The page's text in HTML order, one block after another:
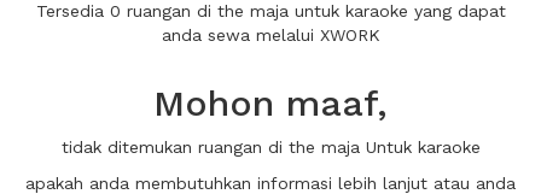
Tersedia 0 ruangan di the maja untuk karaoke yang dapat
anda sewa melalui XWORK
Mohon maaf,
tidak ditemukan ruangan di the maja Untuk karaoke
apakah anda membutuhkan informasi lebih lanjut atau anda